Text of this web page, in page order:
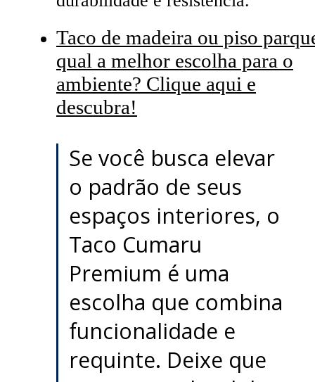
Taco de madeira ou piso
qual a melhor escolha para o
ambiente? Clique aqui e
descubra!
Se você busca elevar
o padrão de seus
espaços interiores, o
Taco Cumaru
Premium é uma
escolha que combina
funcionalidade e
requinte. Deixe que